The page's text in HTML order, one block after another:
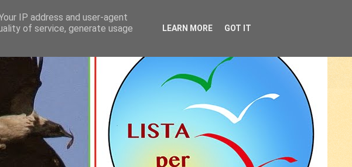
IP address and user-agent
of service, generate usage
LEARN MORE GOT IT